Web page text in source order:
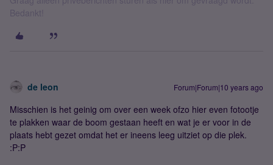
Bedankt!
de leon Forum|Forum|10 years ago
Misschien is het geinig om over een week ofzo hier even fotootje
te plakken waar de boom gestaan heeft en wat je er voor in de
plaats hebt gezet omdat het er ineens leeg uitziet op die plek.
:P:P